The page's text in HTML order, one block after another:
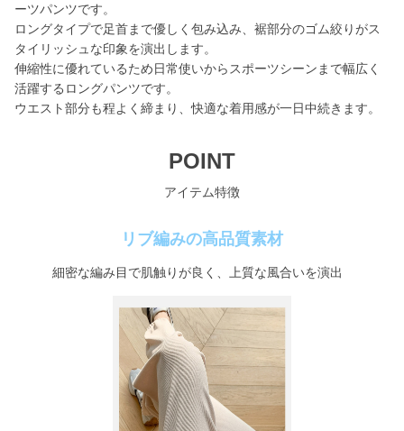
ーツパンツです。
ロングタイプで足首まで優しく包み込み、裾部分のゴム絞りがス
タイリッシュな印象を演出します。
伸縮性に優れているため日常使いからスポーツシーンまで幅広く
活躍するロングパンツです。
ウエスト部分も程よく締まり、快適な着用感が一日中続きます。
POINT
アイテム特徴
リブ編みの高品質素材
細密な編み目で肌触りが良く、上質な風合いを演出